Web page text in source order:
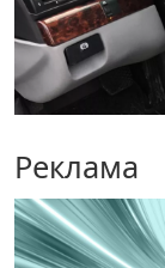
Реклама